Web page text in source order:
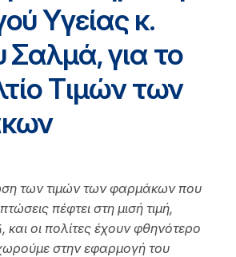
Υγείας κ.
Σαλμά, για το
Τιμών των
των τιμών των φαρμάκων που
πέφτει στη μισή τιμή,
οι πολίτες έχουν φθηνότερο
στην εφαρμογή του